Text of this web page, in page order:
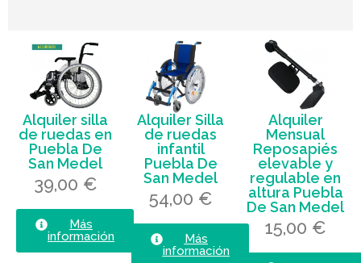
Alquiler silla
de ruedas en
Puebla De
San Medel
39,00 €
Más
información
Alquiler Silla
de ruedas
infantil
Puebla De
San Medel
54,00 €
Más
información
Alquiler
Mensual
Reposapiés
elevable y
regulable en
altura Puebla
De San Medel
15,00 €